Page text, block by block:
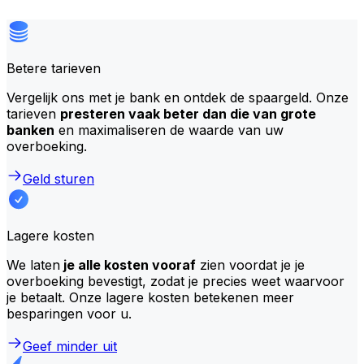
Betere tarieven
Vergelijk ons met je bank en ontdek de spaargeld. Onze
tarieven presteren vaak beter dan die van grote
banken en maximaliseren de waarde van uw
overboeking.
Geld sturen
Lagere kosten
We laten je alle kosten vooraf zien voordat je je
overboeking bevestigt, zodat je precies weet waarvoor
je betaalt. Onze lagere kosten betekenen meer
besparingen voor u.
Geef minder uit